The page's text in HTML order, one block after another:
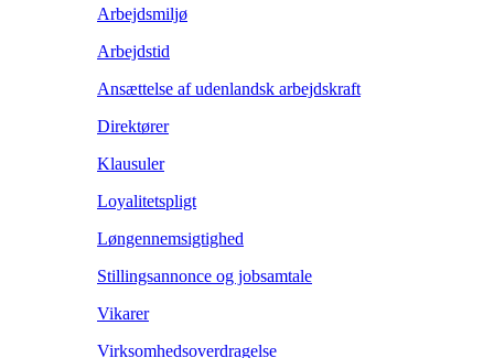
Arbejdsmiljø
Arbejdstid
Ansættelse af udenlandsk arbejdskraft
Direktører
Klausuler
Loyalitetspligt
Løngennemsigtighed
Stillingsannonce og jobsamtale
Vikarer
Virksomhedsoverdragelse